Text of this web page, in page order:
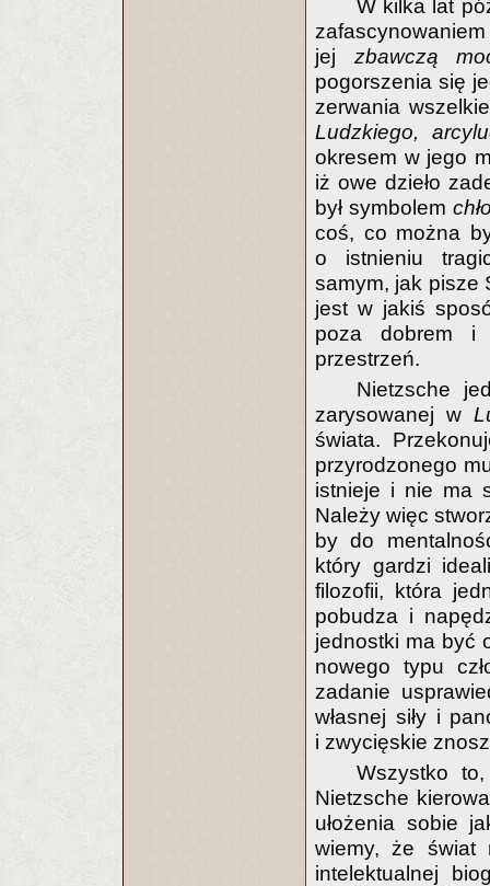
W kilka lat
jej zbawczą
pogorszenia się
zerwania
Ludzkiego,
okresem w jego
iż owe dzieło
był symbolem
coś, co można
o istnieniu
samym, jak pisze
jest w jakiś
poza dobrem i
przestrzeń.
Nietzsche
zarysowanej w
świata.
przyrodzonego
istnieje i nie ma
Należy więc
by do
który gardzi
filozofii, która
pobudza i
jednostki ma być
nowego typu
zadanie
własnej siły i
i zwycięskie
Wszystko
Nietzsche
ułożenia sobie
wiemy, że świat
intelektualnej